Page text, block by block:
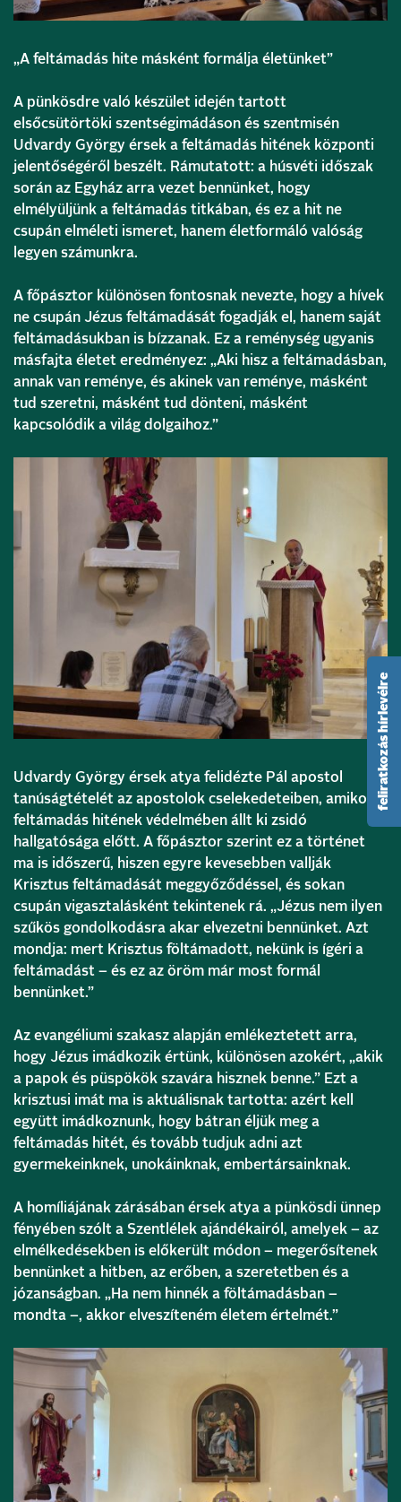
„A feltámadás hite másként formálja életünket”
A pünkösdre való készület idején tartott
elsőcsütörtöki szentségimádáson és szentmisén
Udvardy György érsek a feltámadás hitének központi
jelentőségéről beszélt. Rámutatott: a húsvéti időszak
során az Egyház arra vezet bennünket, hogy
elmélyüljünk a feltámadás titkában, és ez a hit ne
csupán elméleti ismeret, hanem életformáló valóság
legyen számunkra.
A főpásztor különösen fontosnak nevezte, hogy a hívek
ne csupán Jézus feltámadását fogadják el, hanem saját
feltámadásukban is bízzanak. Ez a reménység ugyanis
másfajta életet eredményez: „Aki hisz a feltámadásban,
annak van reménye, és akinek van reménye, másként
tud szeretni, másként tud dönteni, másként
kapcsolódik a világ dolgaihoz.”
Udvardy György érsek atya felidézte Pál apostol
tanúságtételét az apostolok cselekedeteiben, amikor a
feltámadás hitének védelmében állt ki zsidó
hallgatósága előtt. A főpásztor szerint ez a történet
ma is időszerű, hiszen egyre kevesebben vallják
Krisztus feltámadását meggyőződéssel, és sokan
csupán vigasztalásként tekintenek rá. „Jézus nem ilyen
szűkös gondolkodásra akar elvezetni bennünket. Azt
mondja: mert Krisztus föltámadott, nekünk is ígéri a
feltámadást – és ez az öröm már most formál
bennünket.”
Az evangéliumi szakasz alapján emlékeztetett arra,
hogy Jézus imádkozik értünk, különösen azokért, „akik
a papok és püspökök szavára hisznek benne.” Ezt a
krisztusi imát ma is aktuálisnak tartotta: azért kell
együtt imádkoznunk, hogy bátran éljük meg a
feltámadás hitét, és tovább tudjuk adni azt
gyermekeinknek, unokáinknak, embertársainknak.
A homíliájának zárásában érsek atya a pünkösdi ünnep
fényében szólt a Szentlélek ajándékairól, amelyek – az
elmélkedésekben is előkerült módon – megerősítenek
bennünket a hitben, az erőben, a szeretetben és a
józanságban. „Ha nem hinnék a föltámadásban –
mondta –, akkor elveszíteném életem értelmét.”
feliratkozás hírlevélre